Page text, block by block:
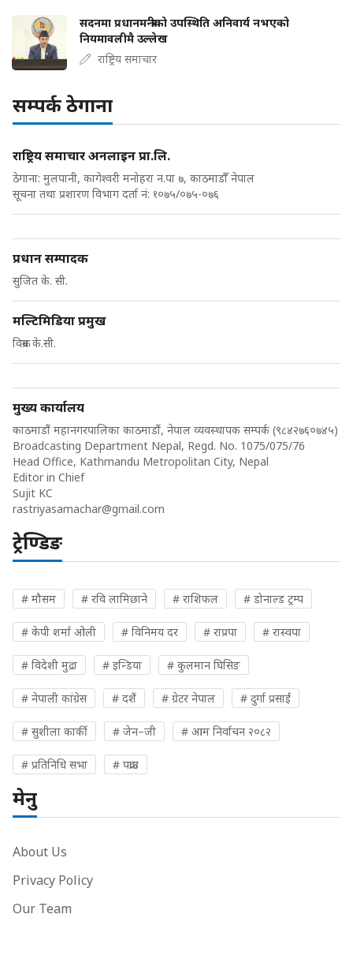
सदनमा प्रधानमन्त्रीको उपस्थिति अनिवार्य नभएको
नियमावलीमै उल्लेख
राष्ट्रिय समाचार
सम्पर्क ठेगाना
राष्ट्रिय समाचार अनलाइन प्रा.लि.
ठेगाना: मुलपानी, कागेश्वरी मनोहरा न.पा ७, काठमाडौँ नेपाल
सूचना तथा प्रशारण विभाग दर्ता नं: १०७५/०७५-०७६
प्रधान सम्पादक
सुजित के. सी.
मल्टिमिडिया प्रमुख
विक्रम के.सी.
मुख्य कार्यालय
काठमाडौं महानगरपालिका काठमाडौं, नेपाल व्यवस्थापक सम्पर्क (९८४२७६०७४५)
Broadcasting Department Nepal, Regd. No. 1075/075/76
Head Office, Kathmandu Metropolitan City, Nepal
Editor in Chief
Sujit KC
rastriyasamachar@gmail.com
ट्रेण्डिङ
# मौसम # रवि लामिछाने # राशिफल # डोनाल्ड ट्रम्प
# केपी शर्मा ओली # विनिमय दर # राप्रपा # रास्वपा
# विदेशी मुद्रा # इन्डिया # कुलमान घिसिङ
# नेपाली कांग्रेस # दशैं # ग्रेटर नेपाल # दुर्गा प्रसाईं
# सुशीला कार्की # जेन–जी # आम निर्वाचन २०८२
# प्रतिनिधि सभा # पक्राउ
मेनु
About Us
Privacy Policy
Our Team